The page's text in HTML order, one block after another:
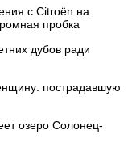
с Citroën на
пробка
дубов ради
пострадавшую
озеро Солонец-